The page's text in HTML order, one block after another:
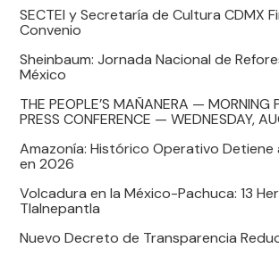
SECTEI y Secretaría de Cultura CDMX
Convenio
Sheinbaum: Jornada Nacional de
México
THE PEOPLE’S MAÑANERA — MORNING
PRESS CONFERENCE — WEDNESDAY,
Amazonía: Histórico Operativo Detiene
en 2026
Volcadura en la México-Pachuca: 13
Tlalnepantla
Nuevo Decreto de Transparencia